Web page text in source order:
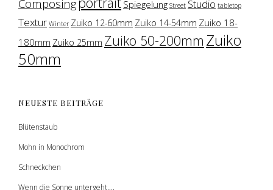
Composing
Spiegelung Street Studio tabletop
Textur Winter Zuiko 12-60mm Zuiko 14-54mm Zuiko 18-
180mm Zuiko 25mm Zuiko 50-200mm Zuiko
50mm
NEUESTE BEITRÄGE
Blütenstaub
Mohn in Monochrom
Schneckchen
Wenn die Sonne untergeht….